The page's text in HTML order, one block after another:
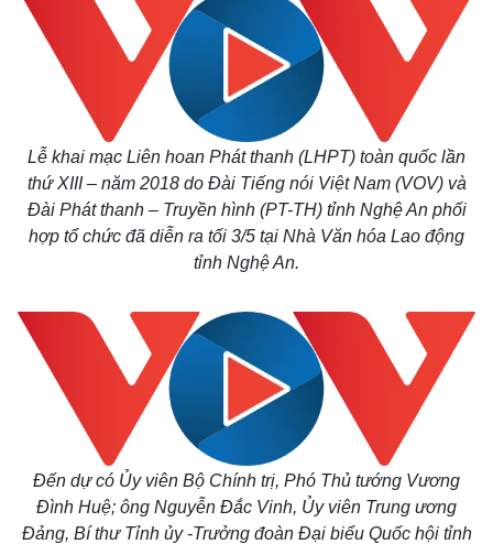
Lễ khai mạc Liên hoan Phát thanh (LHPT) toàn quốc lần
thứ XIII – năm 2018 do Đài Tiếng nói Việt Nam (VOV) và
Đài Phát thanh – Truyền hình (PT-TH) tỉnh Nghệ An phối
hợp tổ chức đã diễn ra tối 3/5 tại Nhà Văn hóa Lao động
tỉnh Nghệ An.
Đến dự có Ủy viên Bộ Chính trị, Phó Thủ tướng Vương
Đình Huệ; ông Nguyễn Đắc Vinh, Ủy viên Trung ương
Đảng, Bí thư Tỉnh ủy -Trưởng đoàn Đại biểu Quốc hội tỉnh